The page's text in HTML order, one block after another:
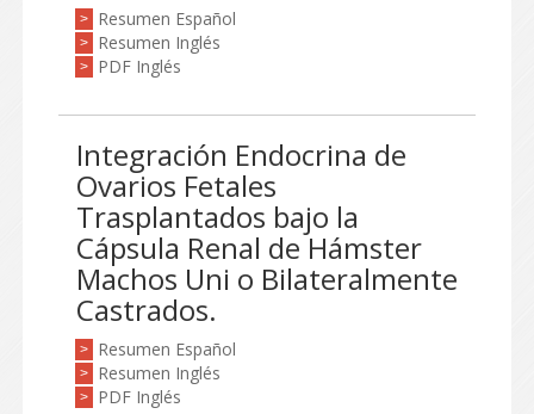
> Resumen Español
> Resumen Inglés
> PDF Inglés
Integración Endocrina de
Ovarios Fetales
Trasplantados bajo la
Cápsula Renal de Hámster
Machos Uni o Bilateralmente
Castrados.
> Resumen Español
> Resumen Inglés
> PDF Inglés